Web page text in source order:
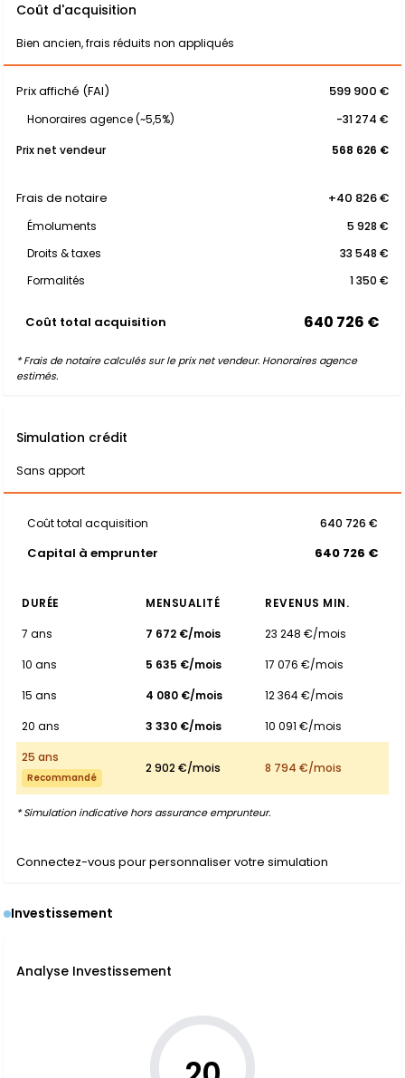
Coût d'acquisition
Bien ancien, frais réduits non appliqués
Prix affiché (FAI) 599 900 €
Honoraires agence (~5,5%)
-31 274 €
Prix net vendeur
568 626 €
Frais de notaire +40 826 €
Émoluments
5 928 €
Droits & taxes
33 548 €
Formalités
1 350 €
Coût total acquisition 640 726 €
* Frais de notaire calculés sur le prix net vendeur. Honoraires agence
estimés.
Simulation crédit
Sans apport
Coût total acquisition 640 726 €
Capital à emprunter 640 726 €
DURÉE MENSUALITÉ
REVENUS MIN.
7 ans
7 672 €/mois
23 248 €/mois
10 ans
5 635 €/mois
17 076 €/mois
15 ans
4 080 €/mois
12 364 €/mois
20 ans
3 330 €/mois
10 091 €/mois
25 ans
Recommandé
2 902 €/mois 8 794 €/mois
* Simulation indicative hors assurance emprunteur.
Connectez-vous pour personnaliser votre simulation
Investissement
Analyse Investissement